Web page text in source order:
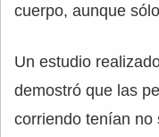
cuerpo, aunque
Un estudio
demostró que las
corriendo tenían no